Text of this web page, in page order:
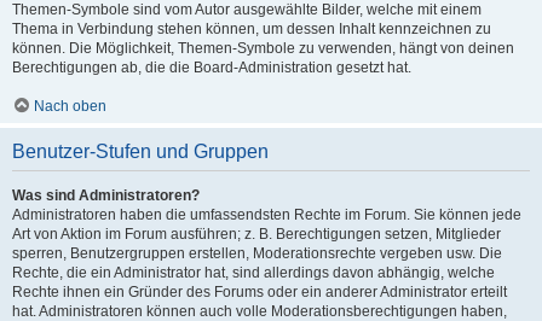
Themen-Symbole sind vom Autor ausgewählte Bilder, welche mit einem
Thema in Verbindung stehen können, um dessen Inhalt kennzeichnen zu
können. Die Möglichkeit, Themen-Symbole zu verwenden, hängt von deinen
Berechtigungen ab, die die Board-Administration gesetzt hat.
Nach oben
Benutzer-Stufen und Gruppen
Was sind Administratoren?
Administratoren haben die umfassendsten Rechte im Forum. Sie können jede
Art von Aktion im Forum ausführen; z. B. Berechtigungen setzen, Mitglieder
sperren, Benutzergruppen erstellen, Moderationsrechte vergeben usw. Die
Rechte, die ein Administrator hat, sind allerdings davon abhängig, welche
Rechte ihnen ein Gründer des Forums oder ein anderer Administrator erteilt
hat. Administratoren können auch volle Moderationsberechtigungen haben,